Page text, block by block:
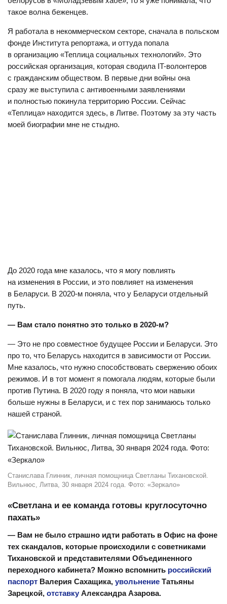
такое волна беженцев.
Я работала в некоммерческом секторе, сначала в польском
фонде Института репортажа, и оттуда попала
в организацию «Теплица социальных технологий». Это
российская организация, которая сводила IT-волонтеров
с гражданским обществом. В первые дни войны она
сразу же выступила с антивоенными заявлениями
и полностью покинула территорию России. Сейчас
«Теплица» находится здесь, в Литве. Поэтому за эту часть
моей биографии мне не стыдно.
До 2020 года мне казалось, что я могу повлиять
на изменения в России, и это повлияет на изменения
в Беларуси. В 2020-м поняла, что у Беларуси отдельный
путь.
— Вам стало понятно это только в 2020-м?
— Это не про совместное будущее России и Беларуси. Это
про то, что Беларусь находится в зависимости от России.
Мне казалось, что нужно способствовать свержению обоих
режимов. И в тот момент я помогала людям, которые были
против Путина. В 2020 году я поняла, что мои навыки
больше нужны в Беларуси, и с тех пор занимаюсь только
нашей страной.
Станислава Глинник, личная помощница Светланы Тихановской.
Вильнюс, Литва, 30 января 2024 года. Фото: «Зеркало»
«Светлана и ее команда готовы круглосуточно
пахать»
— Вам не было страшно идти работать в Офис на фоне
тех скандалов, которые происходили с советниками
Тихановской и представителями Объединенного
переходного кабинета? Можно вспомнить российский
паспорт Валерия Сахащика, увольнение Татьяны
Зарецкой, отставку Александра Азарова.